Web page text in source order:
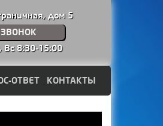
дом 5
Вс 8:30-15:00
ОТВЕТ КОНТАКТЫ